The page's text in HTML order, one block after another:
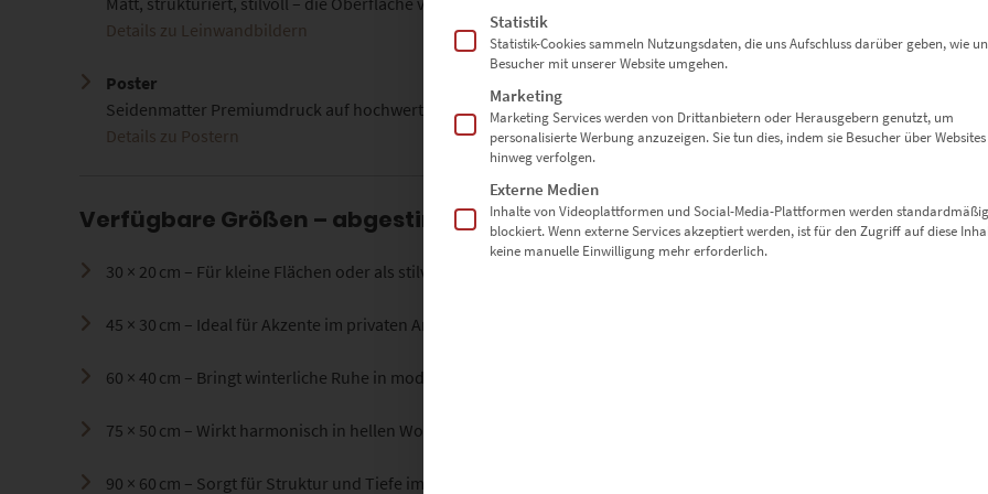
Details zu Leinwandbildern
Poster
Seidenmatter Premiumdruck auf hochwertigem Papier – flexibel einsetzbar für individuelle Gestaltungsideen.
Details zu Postern
Verfügbare Größen – abgestimmt auf dein Raumkonzept
30 × 20 cm – Für kleine Flächen oder als stilvolles Geschenk
45 × 30 cm – Ideal für Akzente im privaten Arbeitszimmer
60 × 40 cm – Bringt winterliche Ruhe in moderne Wartezonen
75 × 50 cm – Wirkt harmonisch in hellen Wohnräumen
90 × 60 cm – Sorgt für Struktur und Tiefe im Flur oder Büro
Statistik
Statistik-Cookies sammeln Nutzungsdaten, die uns Aufschluss darüber geben, wie
Besucher mit unserer Website umgehen.
Marketing
Marketing Services werden von Drittanbietern oder Herausgebern genutzt, um
personalisierte Werbung anzuzeigen. Sie tun dies, indem sie Besucher über Websites
hinweg verfolgen.
Externe Medien
Inhalte von Videoplattformen und Social-Media-Plattformen werden standardmäßig
blockiert. Wenn externe Services akzeptiert werden, ist für den Zugriff auf diese
keine manuelle Einwilligung mehr erforderlich.